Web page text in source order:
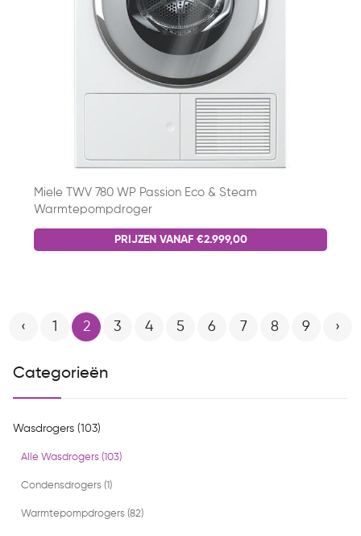
Miele TWV 780 WP Passion Eco & Steam
Warmtepompdroger
PRIJZEN VANAF €2.999,00
‹ 1 2 3 4 5 6 7 8 9 ›
Categorieën
Wasdrogers (103)
Alle Wasdrogers (103)
Condensdrogers (1)
Warmtepompdrogers (82)